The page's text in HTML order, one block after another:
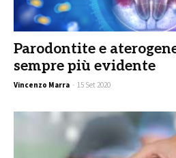
Parodontite e
sempre più evidente
Vincenzo Marra - 15 Set 2020